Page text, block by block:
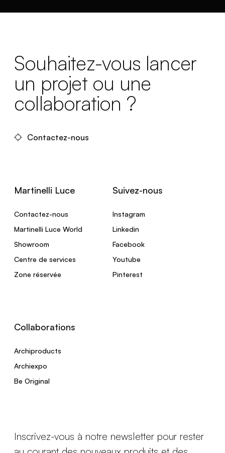
Souhaitez-vous lancer
un projet ou une
collaboration ?
Contactez-nous
Martinelli Luce
Contactez-nous
Martinelli Luce World
Showroom
Centre de services
Zone réservée
Suivez-nous
Instagram
Linkedin
Facebook
Youtube
Pinterest
Collaborations
Archiproducts
Archiexpo
Be Original
Inscrivez-vous à notre newsletter pour rester